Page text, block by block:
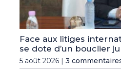
Face aux litiges
se dote d’un bouclier
5 août 2026 | 3